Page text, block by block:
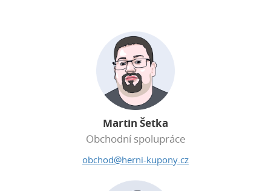
Martin Šetka
Obchodní spolupráce
obchod@herni-kupony.cz